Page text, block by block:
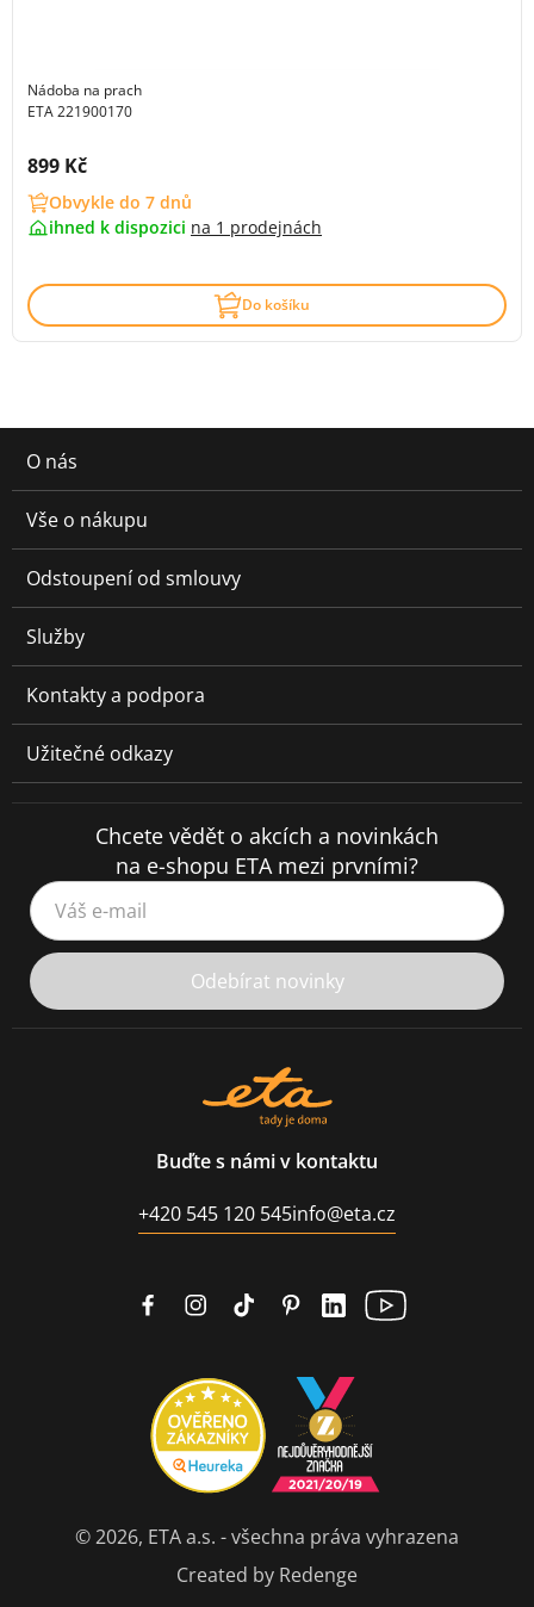
Nádoba na prach
ETA 221900170
Cena s DPH:
899 Kč
Obvykle do 7 dnů
ihned k dispozici na 1 prodejnách
Do košíku
O nás
Vše o nákupu
Odstoupení od smlouvy
Služby
Kontakty a podpora
Užitečné odkazy
Chcete vědět o akcích a novinkách
na e-shopu ETA mezi prvními?
Váš e-mail
Odebírat novinky
Buďte s námi v kontaktu
+420 545 120 545info@eta.cz
© 2026, ETA a.s. - všechna práva vyhrazena
Created by Redenge